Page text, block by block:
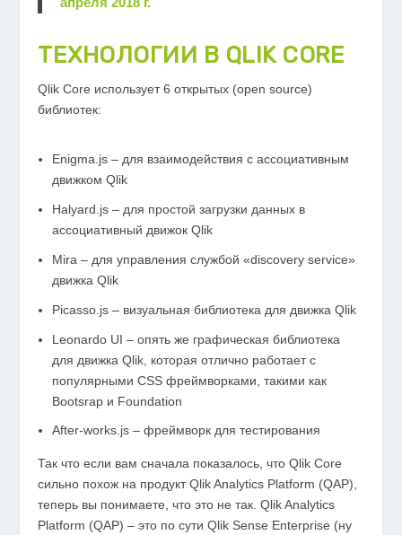
ТЕХНОЛОГИИ В QLIK CORE
Qlik Core использует 6 открытых (open source)
библиотек:
Enigma.js – для взаимодействия с ассоциативным
движком Qlik
Halyard.js – для простой загрузки данных в
ассоциативный движок Qlik
Mira – для управления службой «discovery service»
движка Qlik
Picasso.js – визуальная библиотека для движка Qlik
Leonardo UI – опять же графическая библиотека
для движка Qlik, которая отлично работает с
популярными CSS фреймворками, такими как
Bootsrap и Foundation
After-works.js – фреймворк для тестирования
Так что если вам сначала показалось, что Qlik Core
сильно похож на продукт Qlik Analytics Platform (QAP),
теперь вы понимаете, что это не так. Qlik Analytics
Platform (QAP) – это по сути Qlik Sense Enterprise (ну